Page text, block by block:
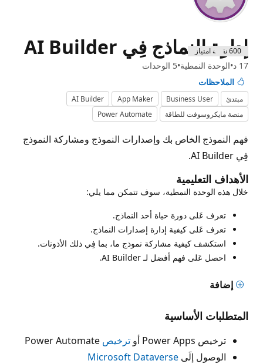
600 نقطة امتياز
إدارة النماذج فِي AI Builder
17 د الوحدة النمطية 5 الوحدات
الملاحظات
مبتدئ Business User
App Maker
AI Builder
منصة مايكروسوفت للطاقة
Power Automate
فهم النموذج الخاص بك وإصدارات النموذج ومشاركة النموذج
فِي AI Builder.
الأهداف التعليمية
خلال هذه الوحدة النمطية، سوف تتمكن مما يلي:
تعرف عَلى دورة حياة أحد النماذج.
تعرف عَلى كيفية إدارة إصدارات النماذج.
استكشف كيفية مشاركة نموذج ما، بما فِي ذلك الأذونات.
احصل عَلى فهم أفضل لـ AI Builder.
إضافة
المتطلبات الأساسية
ترخيص Power Apps أو ترخيص
الوصول إلَى Microsoft Dataverse